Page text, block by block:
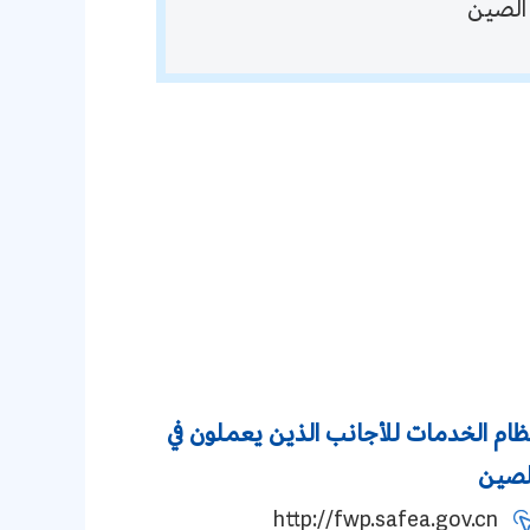
الخدمات للأجانب الذين يعملون في
http://fwp.safea.gov.cn